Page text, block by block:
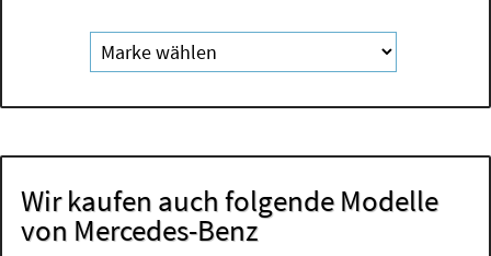
Wir kaufen auch folgende Modelle
von Mercedes-Benz